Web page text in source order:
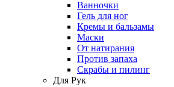
Ванночки
Гель для ног
Кремы и бальзамы
Маски
От натирания
Против запаха
Скрабы и пилинг
Для Рук